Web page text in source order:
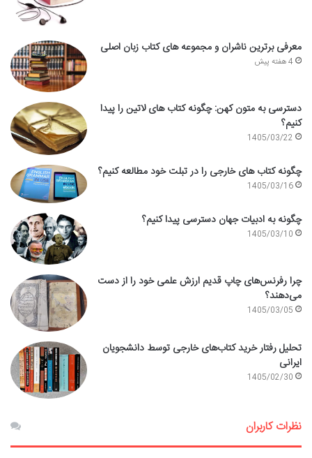
معرفی برترین ناشران و مجموعه های کتاب زبان اصلی
4 هفته پیش
دسترسی به متون کهن: چگونه کتاب های لاتین را پیدا
کنیم؟
1405/03/22
چگونه کتاب های خارجی را در تبلت خود مطالعه کنیم؟
1405/03/16
چگونه به ادبیات جهان دسترسی پیدا کنیم؟
1405/03/10
چرا رفرنس‌های چاپ قدیم ارزش علمی خود را از دست
می‌دهند؟
1405/03/05
تحلیل رفتار خرید کتاب‌های خارجی توسط دانشجویان
ایرانی
1405/02/30
نظرات کاربران